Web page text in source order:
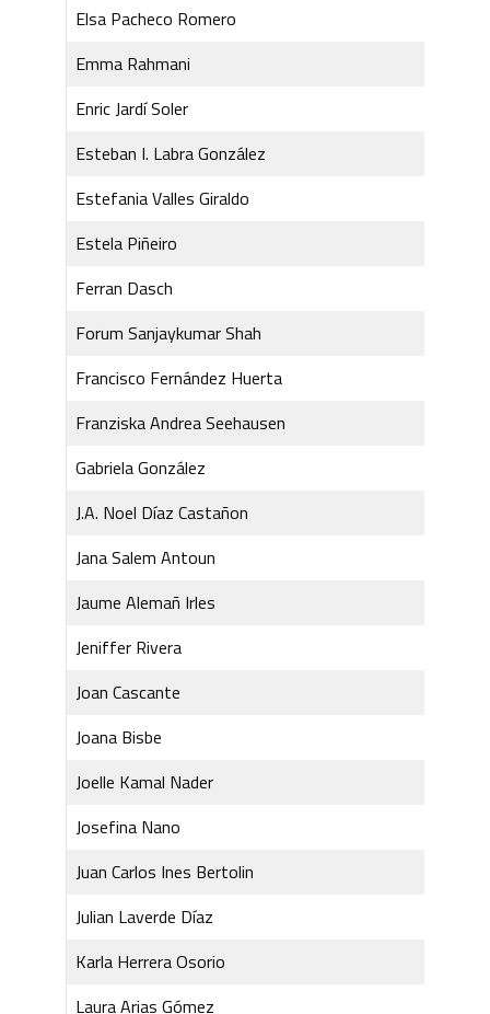
Elsa Pacheco Romero
Emma Rahmani
Enric Jardí Soler
Esteban I. Labra González
Estefania Valles Giraldo
Estela Piñeiro
Ferran Dasch
Forum Sanjaykumar Shah
Francisco Fernández Huerta
Franziska Andrea Seehausen
Gabriela González
J.A. Noel Díaz Castañon
Jana Salem Antoun
Jaume Alemañ Irles
Jeniffer Rivera
Joan Cascante
Joana Bisbe
Joelle Kamal Nader
Josefina Nano
Juan Carlos Ines Bertolin
Julian Laverde Díaz
Karla Herrera Osorio
Laura Arias Gómez